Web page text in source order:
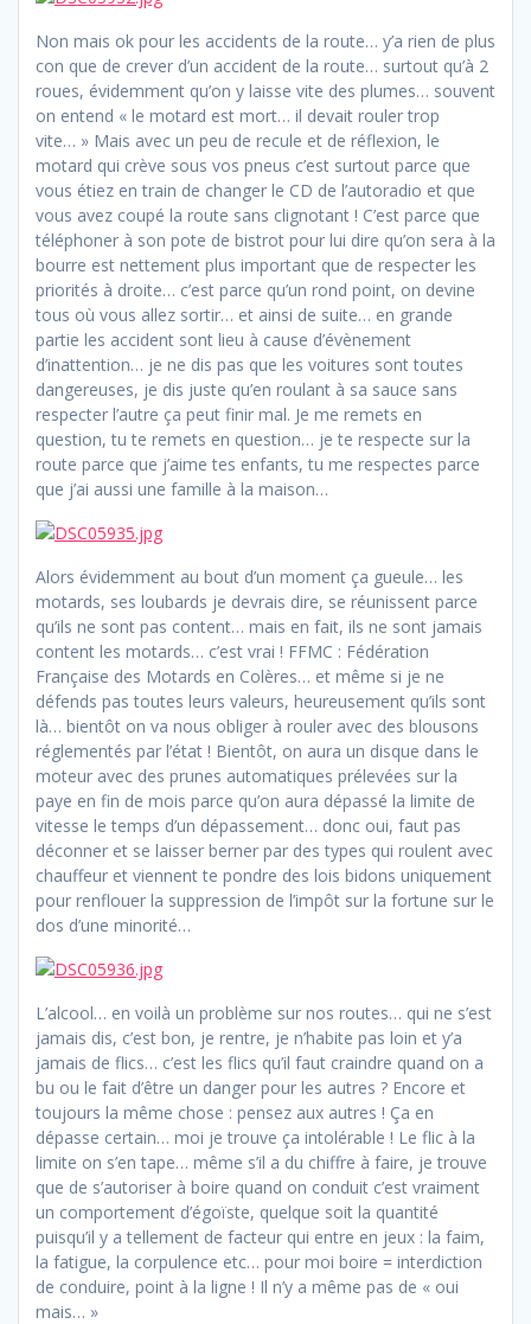
Non mais ok pour les accidents de la route… y’a rien de plus
con que de crever d’un accident de la route… surtout qu’à 2
roues, évidemment qu’on y laisse vite des plumes… souvent
on entend « le motard est mort… il devait rouler trop
vite… » Mais avec un peu de recule et de réflexion, le
motard qui crève sous vos pneus c’est surtout parce que
vous étiez en train de changer le CD de l’autoradio et que
vous avez coupé la route sans clignotant ! C’est parce que
téléphoner à son pote de bistrot pour lui dire qu’on sera à la
bourre est nettement plus important que de respecter les
priorités à droite… c’est parce qu’un rond point, on devine
tous où vous allez sortir… et ainsi de suite… en grande
partie les accident sont lieu à cause d’évènement
d’inattention… je ne dis pas que les voitures sont toutes
dangereuses, je dis juste qu’en roulant à sa sauce sans
respecter l’autre ça peut finir mal. Je me remets en
question, tu te remets en question… je te respecte sur la
route parce que j’aime tes enfants, tu me respectes parce
que j’ai aussi une famille à la maison…
Alors évidemment au bout d’un moment ça gueule… les
motards, ses loubards je devrais dire, se réunissent parce
qu’ils ne sont pas content… mais en fait, ils ne sont jamais
content les motards… c’est vrai ! FFMC : Fédération
Française des Motards en Colères… et même si je ne
défends pas toutes leurs valeurs, heureusement qu’ils sont
là… bientôt on va nous obliger à rouler avec des blousons
réglementés par l’état ! Bientôt, on aura un disque dans le
moteur avec des prunes automatiques prélevées sur la
paye en fin de mois parce qu’on aura dépassé la limite de
vitesse le temps d’un dépassement… donc oui, faut pas
déconner et se laisser berner par des types qui roulent avec
chauffeur et viennent te pondre des lois bidons uniquement
pour renflouer la suppression de l’impôt sur la fortune sur le
dos d’une minorité…
L’alcool… en voilà un problème sur nos routes… qui ne s’est
jamais dis, c’est bon, je rentre, je n’habite pas loin et y’a
jamais de flics… c’est les flics qu’il faut craindre quand on a
bu ou le fait d’être un danger pour les autres ? Encore et
toujours la même chose : pensez aux autres ! Ça en
dépasse certain… moi je trouve ça intolérable ! Le flic à la
limite on s’en tape… même s’il a du chiffre à faire, je trouve
que de s’autoriser à boire quand on conduit c’est vraiment
un comportement d’égoïste, quelque soit la quantité
puisqu’il y a tellement de facteur qui entre en jeux : la faim,
la fatigue, la corpulence etc… pour moi boire = interdiction
de conduire, point à la ligne ! Il n’y a même pas de « oui
mais… »